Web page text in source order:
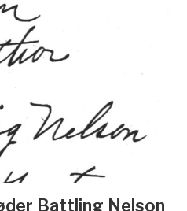
Battling Nelson